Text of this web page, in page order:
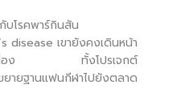
โรคพาร์กินสัน
disease เขายังคงเดินหน้า
อเนื่อง ทั้งโปรเจกต์
ยฐานแฟนกีฬาไปยังตลาด